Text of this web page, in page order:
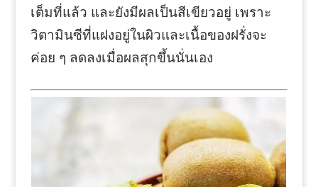
เต็มที่แล้ว และยังมีผลเป็นสีเขียวอยู่ เพราะ
วิตามินซีที่แฝงอยู่ในผิวและเนื้อของฝรั่งจะ
ค่อย ๆ ลดลงเมื่อผลสุกขึ้นนั่นเอง